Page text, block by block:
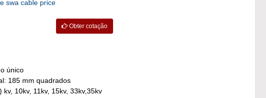
swa cable price
Obter cotação
único
185 mm quadrados
10kv, 11kv, 15kv, 33kv,35kv